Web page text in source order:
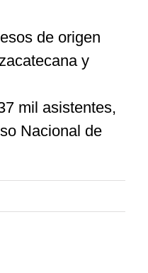
de origen
y
mil asistentes,
Nacional de